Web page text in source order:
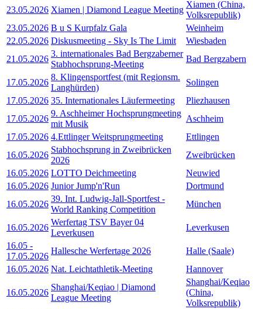
23.05.2026 Xiamen | Diamond League Meeting
Xiamen (China,
Volksrepublik)
23.05.2026 B u S Kurpfalz Gala
Weinheim
22.05.2026 Diskusmeeting - Sky Is The Limit
Wiesbaden
21.05.2026
3. internationales Bad Bergzaberner
Stabhochsprung-Meeting
Bad Bergzabern
17.05.2026
8. Klingensportfest (mit Regionsm.
Langhürden)
Solingen
17.05.2026 35. Internationales Läufermeeting
Pliezhausen
17.05.2026
9. Aschheimer Hochsprungmeeting
mit Musik
Aschheim
17.05.2026 4.Ettlinger Weitsprungmeeting
Ettlingen
16.05.2026
Stabhochsprung in Zweibrücken
2026
Zweibrücken
16.05.2026 LOTTO Deichmeeting
Neuwied
16.05.2026 Junior Jump'n'Run
Dortmund
16.05.2026
39. Int. Ludwig-Jall-Sportfest -
World Ranking Competition
München
16.05.2026
Werfertag TSV Bayer 04
Leverkusen
Leverkusen
16.05 -
17.05.2026
Hallesche Werfertage 2026
Halle (Saale)
16.05.2026 Nat. Leichtathletik-Meeting Hannover
16.05.2026
Shanghai/Keqiao | Diamond
League Meeting
Shanghai/Keqiao
(China,
Volksrepublik)